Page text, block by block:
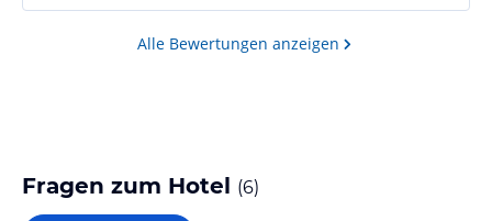
Alle Bewertungen anzeigen
Fragen zum Hotel (6)